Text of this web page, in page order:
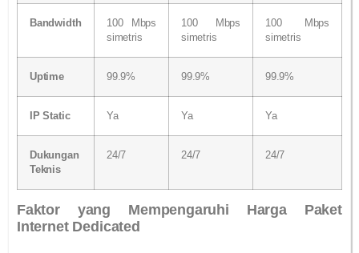
Bandwidth
100 Mbps
simetris
100 Mbps
simetris
100 Mbps
simetris
Uptime 99.9% 99.9% 99.9%
IP Static Ya Ya Ya
Dukungan
Teknis
24/7 24/7 24/7
Faktor yang Mempengaruhi Harga Paket
Internet Dedicated